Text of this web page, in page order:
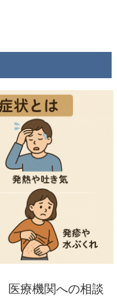
医療機関への相談